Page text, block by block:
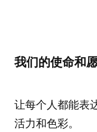
我们的使命和
让每个人都能表
活力和色彩。